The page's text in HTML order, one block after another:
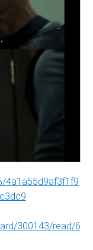
4a1a55d9af3f1f9
300143/read/6